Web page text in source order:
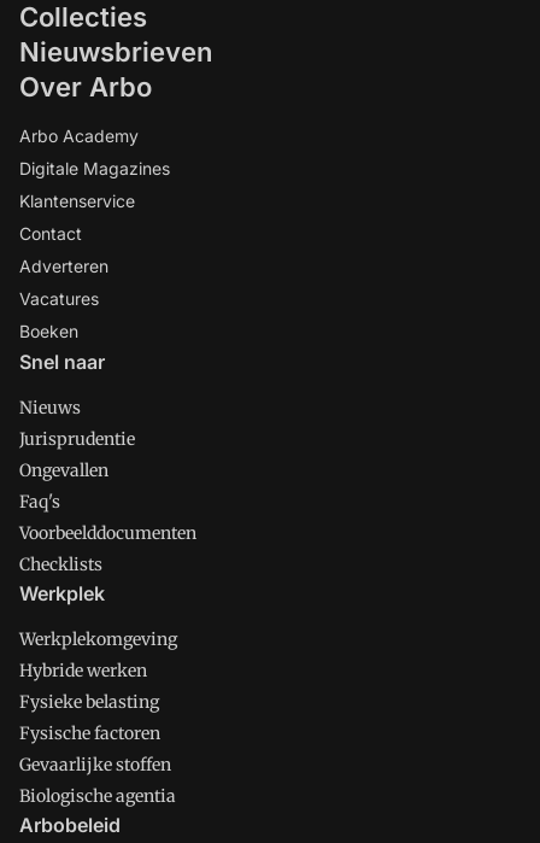
Collecties
Nieuwsbrieven
Over Arbo
Arbo Academy
Digitale Magazines
Klantenservice
Contact
Adverteren
Vacatures
Boeken
Snel naar
Nieuws
Jurisprudentie
Ongevallen
Faq's
Voorbeelddocumenten
Checklists
Werkplek
Werkplekomgeving
Hybride werken
Fysieke belasting
Fysische factoren
Gevaarlijke stoffen
Biologische agentia
Arbobeleid